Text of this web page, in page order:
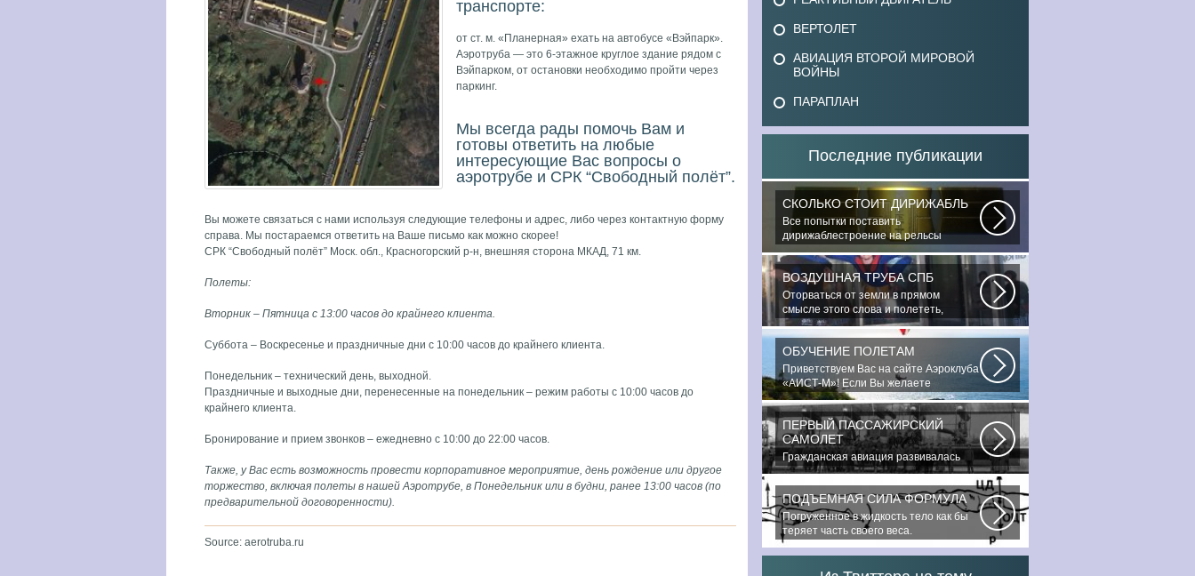
транспорте:
от ст. м. «Планерная» ехать на автобусе «Вэйпарк».
Аэротруба — это 6-этажное круглое здание рядом с
Вэйпарком, от остановки необходимо пройти через
паркинг.
Мы всегда рады помочь Вам и
готовы ответить на любые
интересующие Вас вопросы о
аэротрубе и СРК “Свободный полёт”.
Вы можете связаться с нами используя следующие телефоны и адрес, либо через контактную форму
справа. Мы постараемся ответить на Ваше письмо как можно скорее!
СРК “Свободный полёт” Моск. обл., Красногорский р-н, внешняя сторона МКАД, 71 км.
Полеты:
Вторник – Пятница с 13:00 часов до крайнего клиента.
Суббота – Воскресенье и праздничные дни с 10:00 часов до крайнего клиента.
Понедельник – технический день, выходной.
Праздничные и выходные дни, перенесенные на понедельник – режим работы с 10:00 часов до
крайнего клиента.
Бронирование и прием звонков – ежедневно с 10:00 до 22:00 часов.
Также, у Вас есть возможность провести корпоративное мероприятие, день рождение или другое
торжество, включая полеты в нашей Аэротрубе, в Понедельник или в будни, ранее 13:00 часов (по
предварительной договоренности).
Source: aerotruba.ru
ВЕРТОЛЕТ
АВИАЦИЯ ВТОРОЙ МИРОВОЙ
ВОЙНЫ
ПАРАПЛАН
Последние публикации
СКОЛЬКО СТОИТ ДИРИЖАБЛЬ
Все попытки поставить
дирижаблестроение на рельсы
массового коммерческого...
ВОЗДУШНАЯ ТРУБА СПБ
Оторваться от земли в прямом
смысле этого слова и полететь,
преодолев силу...
ОБУЧЕНИЕ ПОЛЕТАМ
Приветствуем Вас на сайте Аэроклуба
«АИСТ-М»! Если Вы желаете
познакомиться...
ПЕРВЫЙ ПАССАЖИРСКИЙ
САМОЛЕТ
Гражданская авиация развивалась
невиданными темпами. Для того,
чтобы стать...
ПОДЪЕМНАЯ СИЛА ФОРМУЛА
Погруженное в жидкость тело как бы
теряет часть своего веса.
Подъемная...